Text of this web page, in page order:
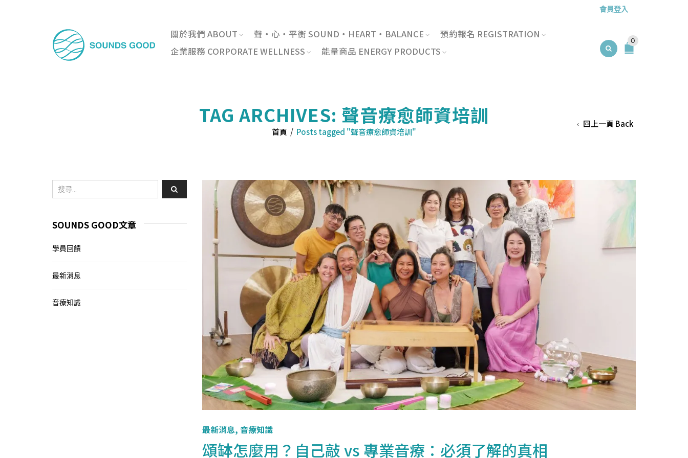
會員登入
關於我們 ABOUT 聲・心・平衡 SOUND・HEART・BALANCE
預約報名 REGISTRATION
企業服務 CORPORATE WELLNESS
能量商品 ENERGY PRODUCTS
0
TAG ARCHIVES: 聲音療愈師資培訓
首頁 / Posts tagged "聲音療愈師資培訓"
回上一頁 Back
最新消息, 音療知識
頌缽怎麼用？自己敲 vs 專業音療：必須了解的真相
SOUNDS GOOD文章
學員回饋
最新消息
音療知識